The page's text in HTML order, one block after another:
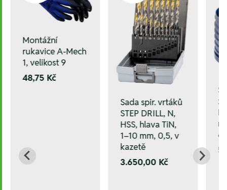
Montážní
rukavice A-Mech
1, velikost 9
48,75 Kč
Sada spir. vrtáků
STEP DRILL, N,
HSS, hlava TiN,
1–10 mm, 0,5, v
kazetě
3.650,00 Kč